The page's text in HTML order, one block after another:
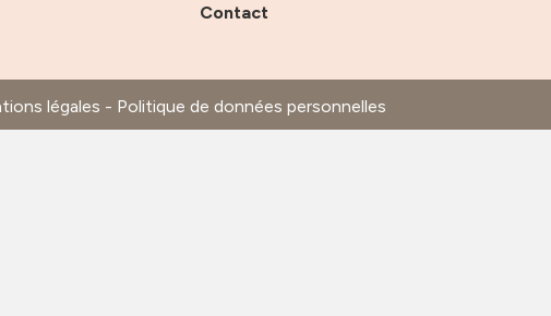
Contact
légales - Politique de données personnelles